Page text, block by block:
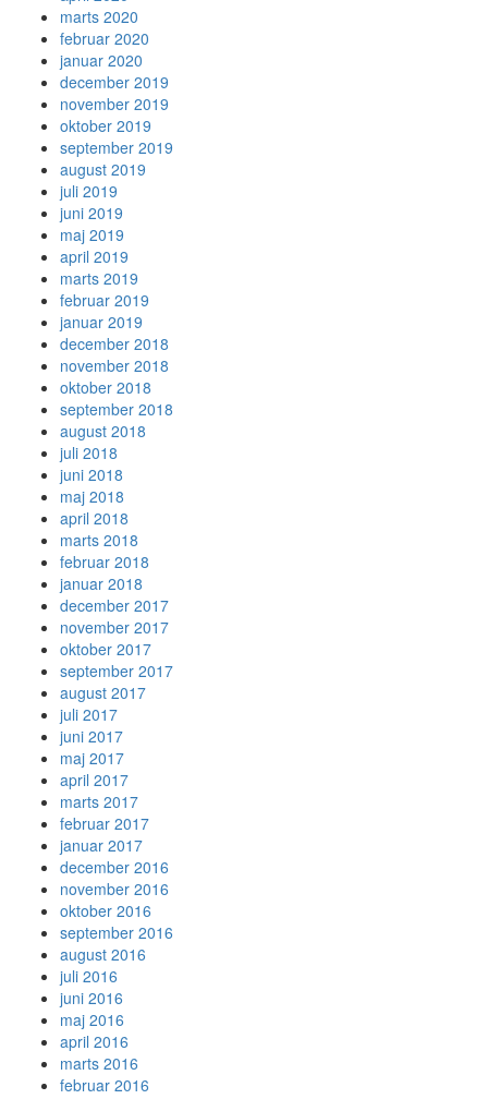
marts 2020
februar 2020
januar 2020
december 2019
november 2019
oktober 2019
september 2019
august 2019
juli 2019
juni 2019
maj 2019
april 2019
marts 2019
februar 2019
januar 2019
december 2018
november 2018
oktober 2018
september 2018
august 2018
juli 2018
juni 2018
maj 2018
april 2018
marts 2018
februar 2018
januar 2018
december 2017
november 2017
oktober 2017
september 2017
august 2017
juli 2017
juni 2017
maj 2017
april 2017
marts 2017
februar 2017
januar 2017
december 2016
november 2016
oktober 2016
september 2016
august 2016
juli 2016
juni 2016
maj 2016
april 2016
marts 2016
februar 2016